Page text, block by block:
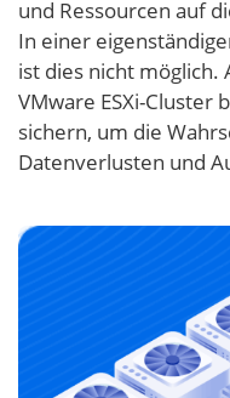
und Ressourcen auf
In einer
ist dies nicht möglich.
VMware ESXi-Cluster
sichern, um die
Datenverlusten und